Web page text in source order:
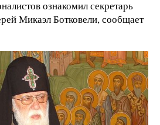
ознакомил секретарь
Микаэл Ботковели, сообщает